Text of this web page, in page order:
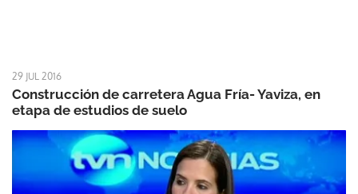
29 JUL 2016
Construcción de carretera Agua Fría- Yaviza, en
etapa de estudios de suelo